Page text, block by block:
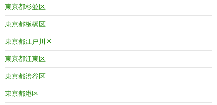
東京都杉並区
東京都板橋区
東京都江戸川区
東京都江東区
東京都渋谷区
東京都港区